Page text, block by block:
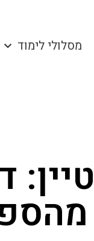
מסלולי לימוד